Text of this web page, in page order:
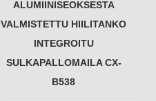
ALUMIINISEOKSESTA
VALMISTETTU HIILITANKO
INTEGROITU
SULKAPALLOMAILA CX-
B538